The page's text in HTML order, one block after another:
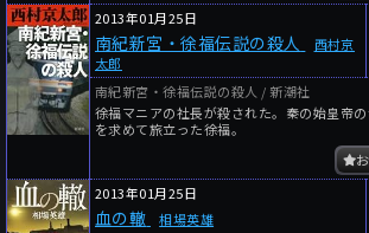
2013年01月25日
南紀新宮・徐福伝説の殺人
西村京
太郎
南紀新宮・徐福伝説の殺人 / 新潮社
徐福マニアの社長が殺された。秦の始皇帝
を求めて旅立った徐福。
2013年01月25日
血の轍 相場英雄